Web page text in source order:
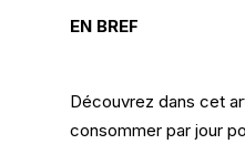
EN BREF
Découvrez dans cet
consommer par jour